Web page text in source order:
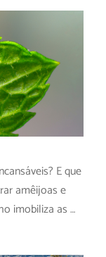
E que
amêijoas e
imobiliza as …